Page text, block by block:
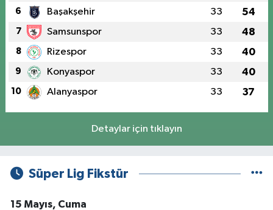
6 Başakşehir 33 54
7 Samsunspor 33 48
8 Rizespor 33 40
9 Konyaspor 33 40
10 Alanyaspor 33 37
Detaylar için tıklayın
Süper Lig Fikstür
15 Mayıs, Cuma